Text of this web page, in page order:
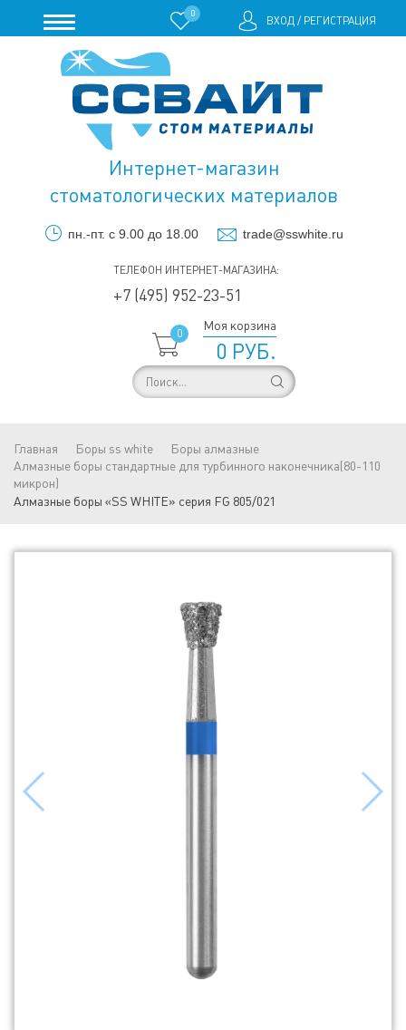
0
ВХОД/ РЕГИСТРАЦИЯ
Интернет-магазин
стоматологических материалов
пн.-пт. с 9.00 до 18.00 trade@sswhite.ru
ТЕЛЕФОН ИНТЕРНЕТ-МАГАЗИНА:
+7 (495) 952-23-51
0
Моя корзина
0 РУБ.
Главная Боры ss white
Боры алмазные
Алмазные боры стандартные для турбинного наконечника(80-110
микрон)
Алмазные боры «SS WHITE» серия FG 805/021